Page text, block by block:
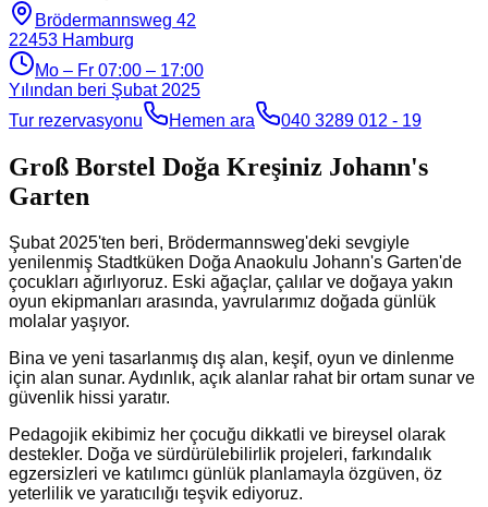
Brödermannsweg 42
22453 Hamburg
Mo – Fr 07:00 – 17:00
Yılından beri Şubat 2025
Tur rezervasyonu
Hemen ara 040 3289 012 - 19
Groß Borstel Doğa Kreşiniz Johann's
Garten
Şubat 2025'ten beri, Brödermannsweg'deki sevgiyle
yenilenmiş Stadtküken Doğa Anaokulu Johann's Garten'de
çocukları ağırlıyoruz. Eski ağaçlar, çalılar ve doğaya yakın
oyun ekipmanları arasında, yavrularımız doğada günlük
molalar yaşıyor.
Bina ve yeni tasarlanmış dış alan, keşif, oyun ve dinlenme
için alan sunar. Aydınlık, açık alanlar rahat bir ortam sunar ve
güvenlik hissi yaratır.
Pedagojik ekibimiz her çocuğu dikkatli ve bireysel olarak
destekler. Doğa ve sürdürülebilirlik projeleri, farkındalık
egzersizleri ve katılımcı günlük planlamayla özgüven, öz
yeterlilik ve yaratıcılığı teşvik ediyoruz.